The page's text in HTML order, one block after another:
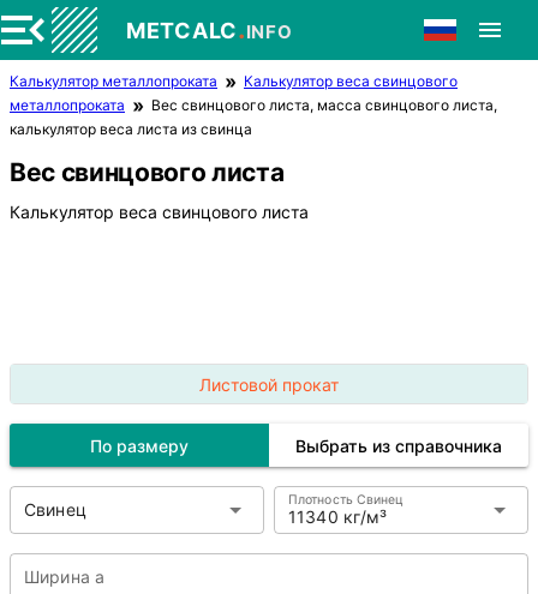
METCALC.INFO
Калькулятор металлопроката
Калькулятор веса свинцового
металлопроката
Вес свинцового листа, масса свинцового листа,
калькулятор веса листа из свинца
Вес свинцового листа
Калькулятор веса свинцового листа
Листовой прокат
По размеру Выбрать из справочника
Свинец 11340 кг/м³
Плотность Свинец
Ширина a